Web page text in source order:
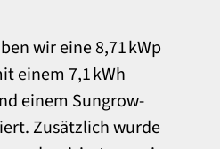
wir eine 8,71 kWp
einem 7,1 kWh
einem Sungrow-
Zusätzlich wurde